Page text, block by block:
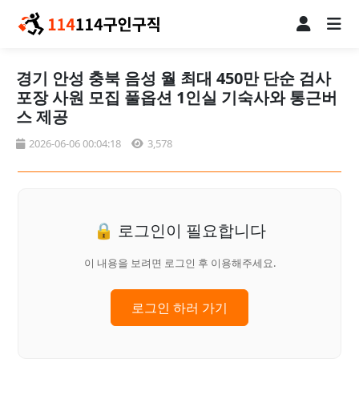
경기 안성 충북 음성 월 최대 450만 단순 검사
포장 사원 모집 풀옵션 1인실 기숙사와 통근버
스 제공
2026-06-06 00:04:18 3,578
🔒 로그인이 필요합니다
이 내용을 보려면 로그인 후 이용해주세요.
로그인 하러 가기